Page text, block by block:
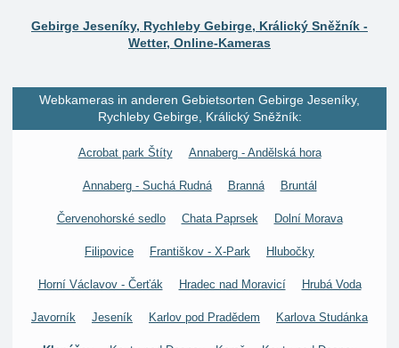
Gebirge Jeseníky, Rychleby Gebirge, Králický Sněžník -
Wetter, Online-Kameras
Webkameras in anderen Gebietsorten Gebirge Jeseníky,
Rychleby Gebirge, Králický Sněžník:
Acrobat park Štíty Annaberg - Andělská hora
Annaberg - Suchá Rudná Branná Bruntál
Červenohorské sedlo Chata Paprsek Dolní Morava
Filipovice Františkov - X-Park Hlubočky
Horní Václavov - Čerťák Hradec nad Moravicí Hrubá Voda
Javorník Jeseník Karlov pod Pradědem Karlova Studánka